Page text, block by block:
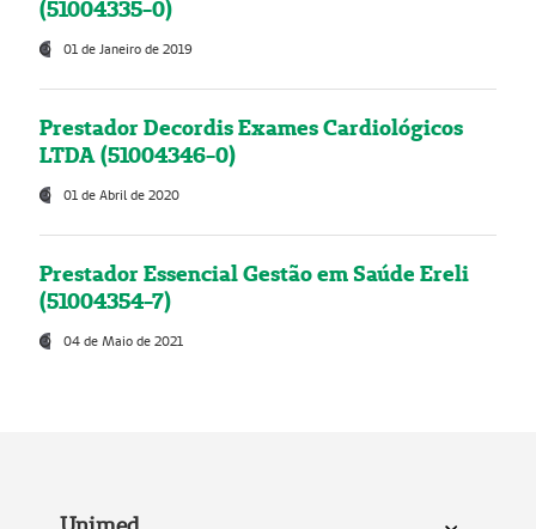
(51004335-0)
01 de Janeiro de 2019
Prestador Decordis Exames Cardiológicos
LTDA (51004346-0)
01 de Abril de 2020
Prestador Essencial Gestão em Saúde Ereli
(51004354-7)
04 de Maio de 2021